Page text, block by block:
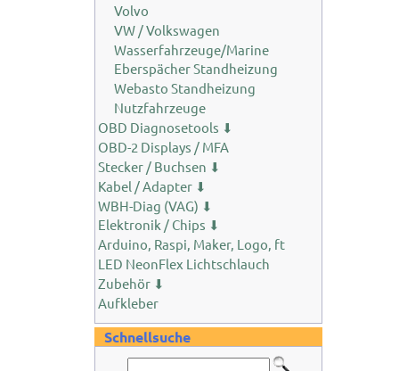
Volvo
VW / Volkswagen
Wasserfahrzeuge/Marine
Eberspächer Standheizung
Webasto Standheizung
Nutzfahrzeuge
OBD Diagnosetools ⬇
OBD-2 Displays / MFA
Stecker / Buchsen ⬇
Kabel / Adapter ⬇
WBH-Diag (VAG) ⬇
Elektronik / Chips ⬇
Arduino, Raspi, Maker, Logo, ft
LED NeonFlex Lichtschlauch
Zubehör ⬇
Aufkleber
Schnellsuche